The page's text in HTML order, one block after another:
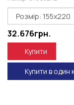
32.676грн.
Купити
Купити в один